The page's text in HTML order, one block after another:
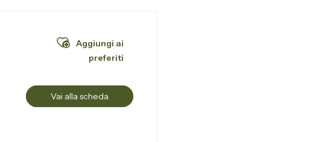
Aggiungi ai
preferiti
Vai alla scheda